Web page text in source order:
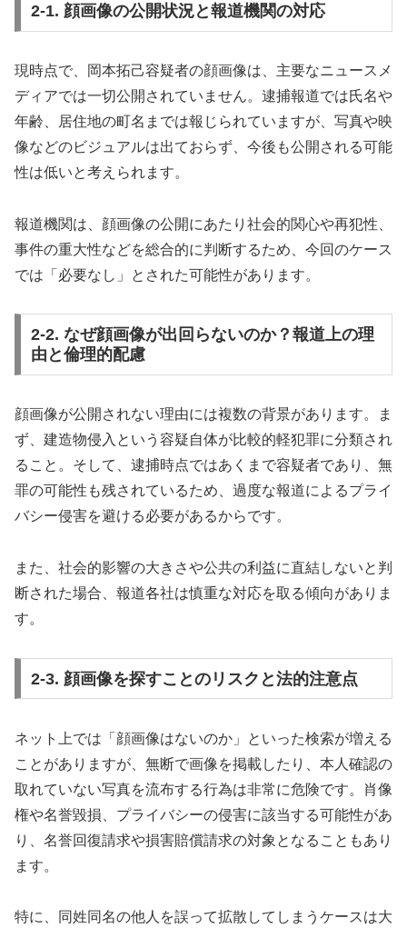
2-1. 顔画像の公開状況と報道機関の対応
現時点で、岡本拓己容疑者の顔画像は、主要なニュースメ
ディアでは一切公開されていません。逮捕報道では氏名や
年齢、居住地の町名までは報じられていますが、写真や映
像などのビジュアルは出ておらず、今後も公開される可能
性は低いと考えられます。
報道機関は、顔画像の公開にあたり社会的関心や再犯性、
事件の重大性などを総合的に判断するため、今回のケース
では「必要なし」とされた可能性があります。
2-2. なぜ顔画像が出回らないのか？報道上の理
由と倫理的配慮
顔画像が公開されない理由には複数の背景があります。ま
ず、建造物侵入という容疑自体が比較的軽犯罪に分類され
ること。そして、逮捕時点ではあくまで容疑者であり、無
罪の可能性も残されているため、過度な報道によるプライ
バシー侵害を避ける必要があるからです。
また、社会的影響の大きさや公共の利益に直結しないと判
断された場合、報道各社は慎重な対応を取る傾向がありま
す。
2-3. 顔画像を探すことのリスクと法的注意点
ネット上では「顔画像はないのか」といった検索が増える
ことがありますが、無断で画像を掲載したり、本人確認の
取れていない写真を流布する行為は非常に危険です。肖像
権や名誉毀損、プライバシーの侵害に該当する可能性があ
り、名誉回復請求や損害賠償請求の対象となることもあり
ます。
特に、同姓同名の他人を誤って拡散してしまうケースは大